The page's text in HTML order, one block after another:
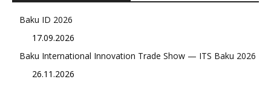
Baku ID 2026
17.09.2026
Baku International Innovation Trade Show — ITS Baku 2026
26.11.2026